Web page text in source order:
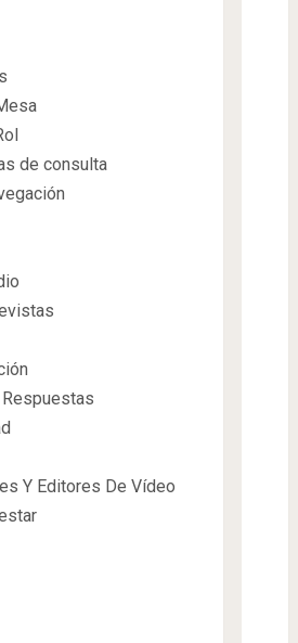
de consulta
Y Editores De Vídeo